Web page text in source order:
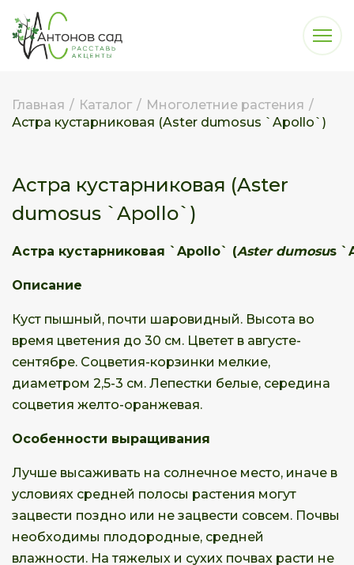
Главная / Каталог / Многолетние растения /
Астра кустарниковая (Aster dumosus `Apollo`)
Астра кустарниковая (Aster
dumosus `Apollo`)
Астра кустарниковая `Apollo` (Aster dumosus
Описание
Куст пышный, почти шаровидный. Высота во
время цветения до 30 см. Цветет в августе-
сентябре. Соцветия-корзинки мелкие,
диаметром 2,5-3 см. Лепестки белые, середина
соцветия желто-оранжевая.
Особенности выращивания
Лучше высаживать на солнечное место, иначе в
условиях средней полосы растения могут
зацвести поздно или не зацвести совсем. Почвы
необходимы плодородные, средней
влажности. На тяжелых и сухих почвах расти не